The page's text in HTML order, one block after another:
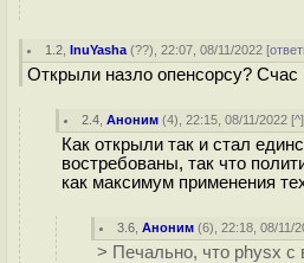
1.2 ,InuYasha (??), 22:07, 08/11/2022 [
Открыли назло опенсорсу? Счас
2.4 ,Аноним (4), 22:15, 08/11/2022 [^
Как открыли так и стал
востребованы, так что
как максимум применения
3.6 ,Аноним (6), 22:18, 08/11/
> Печально, что physx с